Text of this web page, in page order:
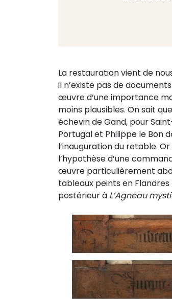
La restauration vient de
il n’existe pas de
œuvre d’une importance
moins plausibles. On sait
échevin de Gand, pour
Portugal et Philippe le Bon
l’inauguration du retable.
l’hypothèse d’une
œuvre particulièrement
tableaux peints en
postérieur à L’Agneau